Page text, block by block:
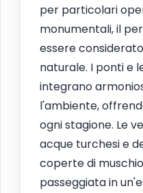
per particolari
monumentali, il
essere
naturale. I ponti e
integrano
l'ambiente,
ogni stagione. Le
acque turchesi e
coperte di
passeggiata in